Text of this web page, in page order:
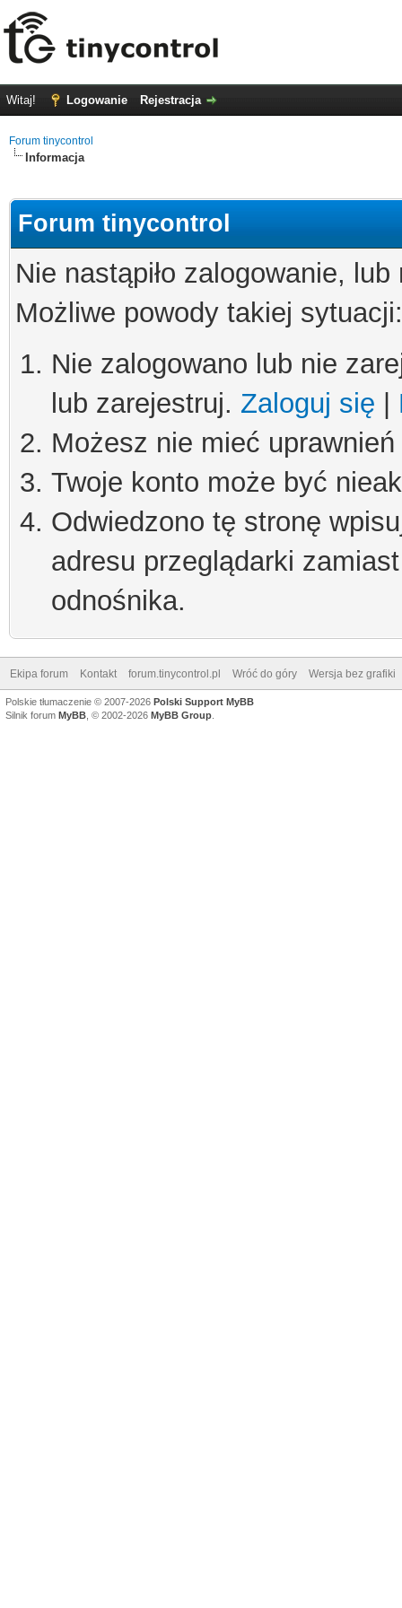
Witaj! Logowanie Rejestracja
Forum tinycontrol
Informacja
Forum tinycontrol
Nie nastąpiło zalogowanie,
Możliwe powody takiej sytuacji:
Nie zalogowano lub nie
lub zarejestruj. Zaloguj się
Możesz nie mieć
Twoje konto może być
Odwiedzono tę stronę
adresu przeglądarki
odnośnika.
Ekipa forum Kontakt forum.tinycontrol.pl Wróć do góry Wersja bez grafiki
Polskie tłumaczenie © 2007-2026 Polski Support MyBB
Silnik forum MyBB , © 2002-2026 MyBB Group